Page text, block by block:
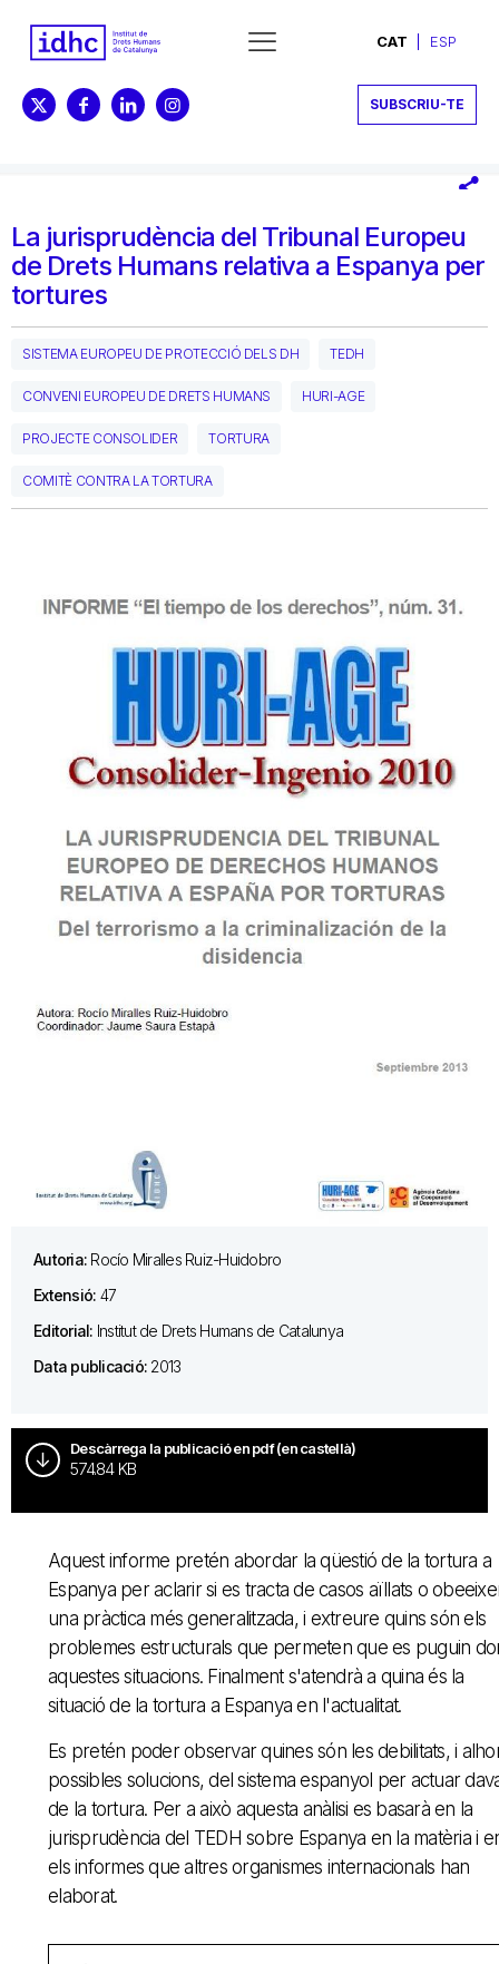
CAT ESP
SUBSCRIU-TE
La jurisprudència del Tribunal Europeu
de Drets Humans relativa a Espanya per
tortures
SISTEMA EUROPEU DE PROTECCIÓ DELS DH TEDH
CONVENI EUROPEU DE DRETS HUMANS HURI-AGE
PROJECTE CONSOLIDER TORTURA
COMITÈ CONTRA LA TORTURA
Autoria: Rocío Miralles Ruiz-Huidobro
Extensió: 47
Editorial: Institut de Drets Humans de Catalunya
Data publicació: 2013
Descàrrega la publicació en pdf (en castellà)
574.84 KB
Aquest informe pretén abordar la qüestió de la tortura a
Espanya per aclarir si es tracta de casos aïllats o
una pràctica més generalitzada, i extreure quins són els
problemes estructurals que permeten que es puguin
aquestes situacions. Finalment s'atendrà a quina és la
situació de la tortura a Espanya en l'actualitat.
Es pretén poder observar quines són les debilitats, i
possibles solucions, del sistema espanyol per actuar
de la tortura. Per a això aquesta anàlisi es basarà en la
jurisprudència del TEDH sobre Espanya en la matèria i
els informes que altres organismes internacionals han
elaborat.